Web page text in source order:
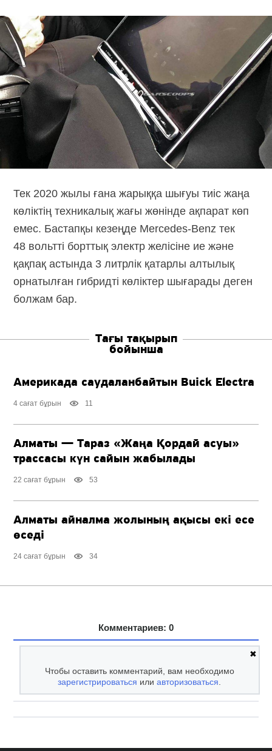
Тек 2020 жылы ғана жарыққа шығуы тиіс жаңа
көліктің техникалық жағы жөнінде ақпарат көп
емес. Бастапқы кезеңде Mercedes-Benz тек
48 вольтті борттық электр желісіне ие және
қақпақ астында 3 литрлік қатарлы алтылық
орнатылған гибридті көліктер шығарады деген
болжам бар.
Тағы тақырып
бойынша
Америкада саудаланбайтын Buick Electra
4 сағат бұрын 11
Алматы — Тараз «Жаңа Қордай асуы»
трассасы күн сайын жабылады
22 сағат бұрын 53
Алматы айналма жолының ақысы екі есе
өседі
24 сағат бұрын 34
Комментариев: 0
✖
Чтобы оставить комментарий, вам необходимо
зарегистрироваться илиавторизоваться